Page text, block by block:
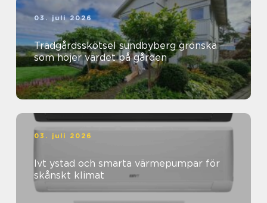
03. juli 2026
Trädgårdsskötsel sundbyberg grönska
som höjer värdet på gården
03. juli 2026
Ivt ystad och smarta värmepumpar för
skånskt klimat